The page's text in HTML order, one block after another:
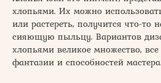
хлопьями. Их можно
или растереть, получится что-
сияющую пыльцу. Вариантов
хлопьями великое множество,
фантазии и способностей мастера.